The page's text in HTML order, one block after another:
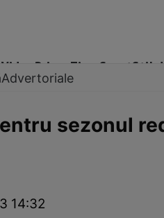
Video Prime Time SportStil
Advertoriale
sezonul
14:32